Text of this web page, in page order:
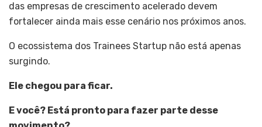
das empresas de crescimento acelerado devem
fortalecer ainda mais esse cenário nos próximos anos.
O ecossistema dos Trainees Startup não está apenas
surgindo.
Ele chegou para ficar.
E você? Está pronto para fazer parte desse